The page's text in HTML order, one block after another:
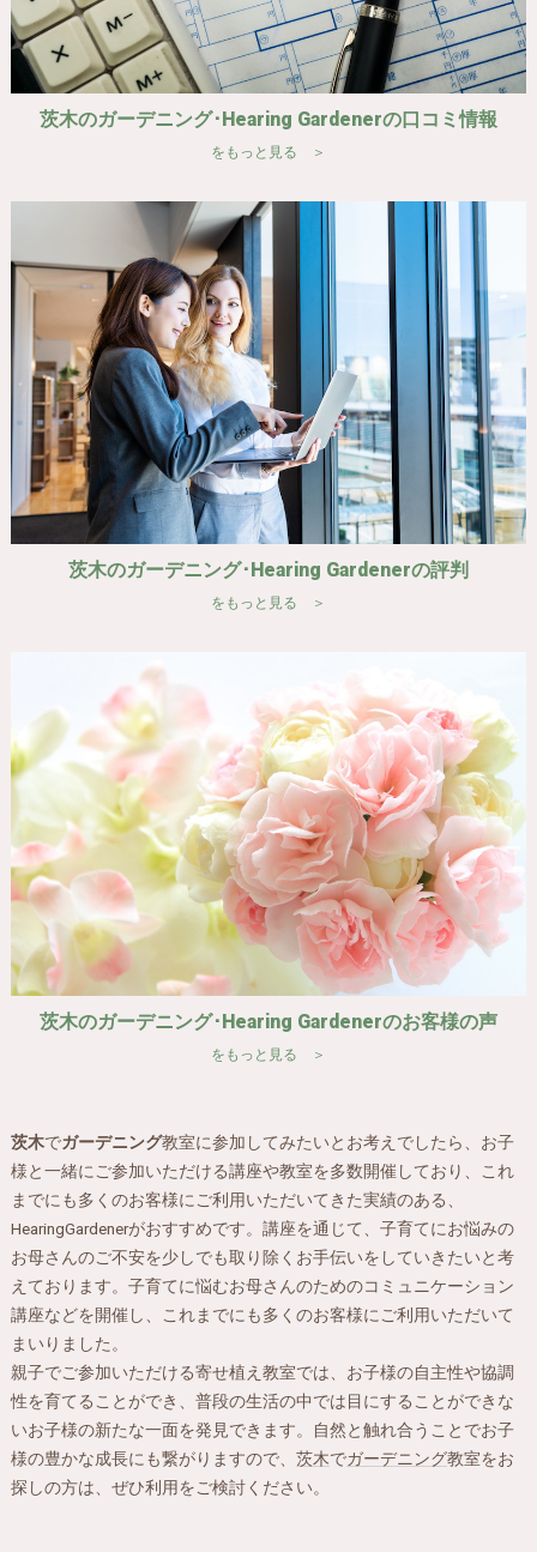
茨木のガーデニング･Hearing Gardenerの口コミ情報
をもっと見る ＞
茨木のガーデニング･Hearing Gardenerの評判
をもっと見る ＞
茨木のガーデニング･Hearing Gardenerのお客様の声
をもっと見る ＞
茨木でガーデニング教室に参加してみたいとお考えでしたら、お子
様と一緒にご参加いただける講座や教室を多数開催しており、これ
までにも多くのお客様にご利用いただいてきた実績のある、
HearingGardenerがおすすめです。講座を通じて、子育てにお悩みの
お母さんのご不安を少しでも取り除くお手伝いをしていきたいと考
えております。子育てに悩むお母さんのためのコミュニケーション
講座などを開催し、これまでにも多くのお客様にご利用いただいて
まいりました。
親子でご参加いただける寄せ植え教室では、お子様の自主性や協調
性を育てることができ、普段の生活の中では目にすることができな
いお子様の新たな一面を発見できます。自然と触れ合うことでお子
様の豊かな成長にも繋がりますので、 茨木でガーデニング教室をお
探しの方は、ぜひ利用をご検討ください。